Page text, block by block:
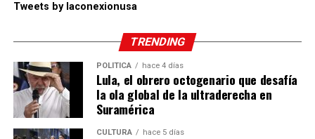
Tweets by laconexionusa
TRENDING
POLÍTICA hace 4 días
Lula, el obrero octogenario que desafía
la ola global de la ultraderecha en
Suramérica
CULTURA hace 5 días